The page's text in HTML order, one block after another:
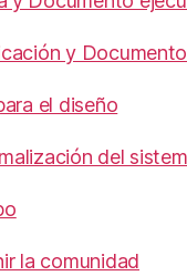
y
el diseño
del
la comunidad